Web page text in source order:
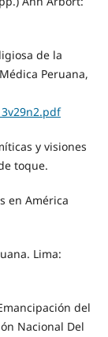
de la
Peruana,
y visiones
toque.
en América
Lima:
del
Nacional Del